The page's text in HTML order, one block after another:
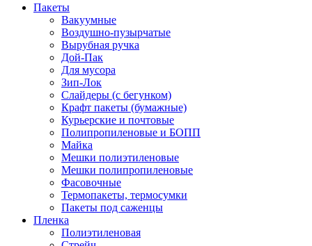
Пакеты
Вакуумные
Воздушно-пузырчатые
Вырубная ручка
Дой-Пак
Для мусора
Зип-Лок
Слайдеры (с бегунком)
Крафт пакеты (бумажные)
Курьерские и почтовые
Полипропиленовые и БОПП
Майка
Мешки полиэтиленовые
Мешки полипропиленовые
Фасовочные
Термопакеты, термосумки
Пакеты под саженцы
Пленка
Полиэтиленовая